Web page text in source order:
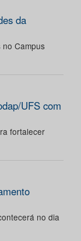
da
Campus
UFS com
fortalecer
no dia